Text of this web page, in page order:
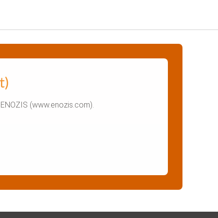
(www.enozis.com).